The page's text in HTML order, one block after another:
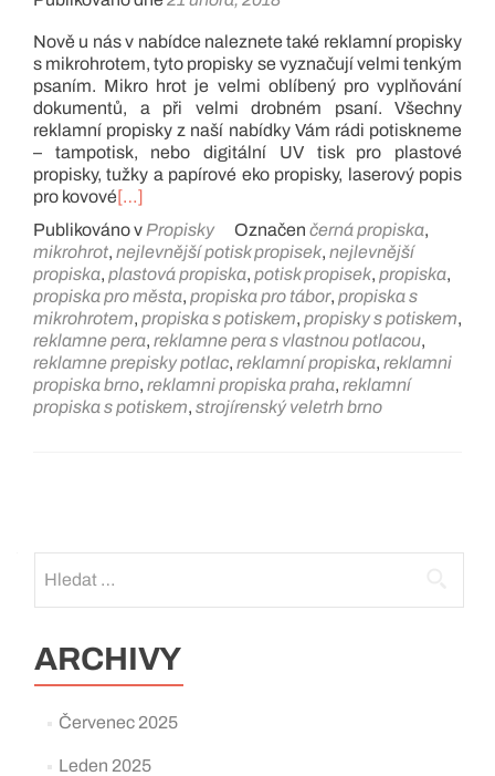
Nově u nás v nabídce naleznete také reklamní propisky
s mikrohrotem, tyto propisky se vyznačují velmi tenkým
psaním. Mikro hrot je velmi oblíbený pro vyplňování
dokumentů, a při velmi drobném psaní. Všechny
reklamní propisky z naší nabídky Vám rádi potiskneme
– tampotisk, nebo digitální UV tisk pro plastové
propisky, tužky a papírové eko propisky, laserový popis
pro kovové […]
Publikováno v Propisky Označen černá propiska,
mikrohrot, nejlevnější potisk propisek, nejlevnější
propiska, plastová propiska, potisk propisek, propiska,
propiska pro města, propiska pro tábor, propiska s
mikrohrotem, propiska s potiskem, propisky s potiskem,
reklamne pera, reklamne pera s vlastnou potlacou,
reklamne prepisky potlac, reklamní propiska, reklamni
propiska brno, reklamni propiska praha, reklamní
propiska s potiskem, strojírenský veletrh brno
ARCHIVY
Červenec 2025
Leden 2025